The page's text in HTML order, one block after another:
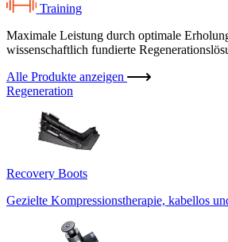
Training
Maximale Leistung durch optimale
wissenschaftlich fundierte
Alle Produkte anzeigen
Regeneration
Recovery Boots
Gezielte Kompressionstherapie, kabellos